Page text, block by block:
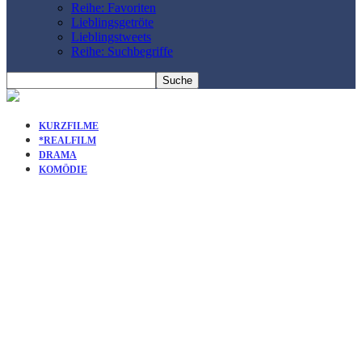
Reihe: Favoriten
Lieblingsgetröte
Lieblingstweets
Reihe: Suchbegriffe
KURZFILME
*REALFILM
DRAMA
KOMÖDIE